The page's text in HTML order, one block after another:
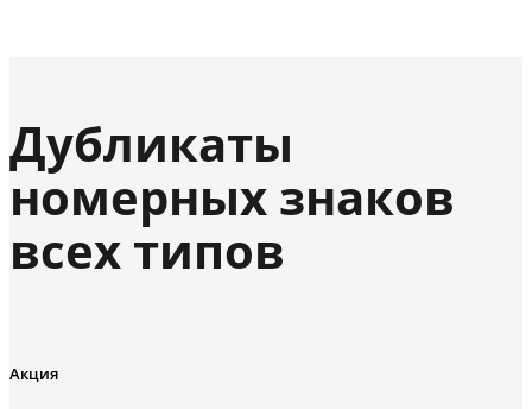
Дубликаты
номерных знаков
всех типов
Акция